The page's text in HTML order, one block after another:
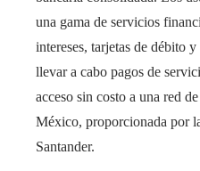
una gama de servicios
intereses, tarjetas de débito
llevar a cabo pagos de
acceso sin costo a una red
México, proporcionada por
Santander.